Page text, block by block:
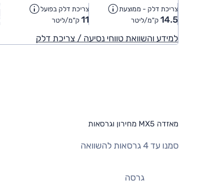
צריכת דלק - ממוצעת
14.5 ק"מ/ליטר
צריכת דלק בפועל
11 ק"מ/ליטר
למידע והשוואת טווחי נסיעה / צריכת דלק
מאזדה MX5 מחירון וגרסאות
סמנו עד 4 גרסאות להשוואה
גרסה